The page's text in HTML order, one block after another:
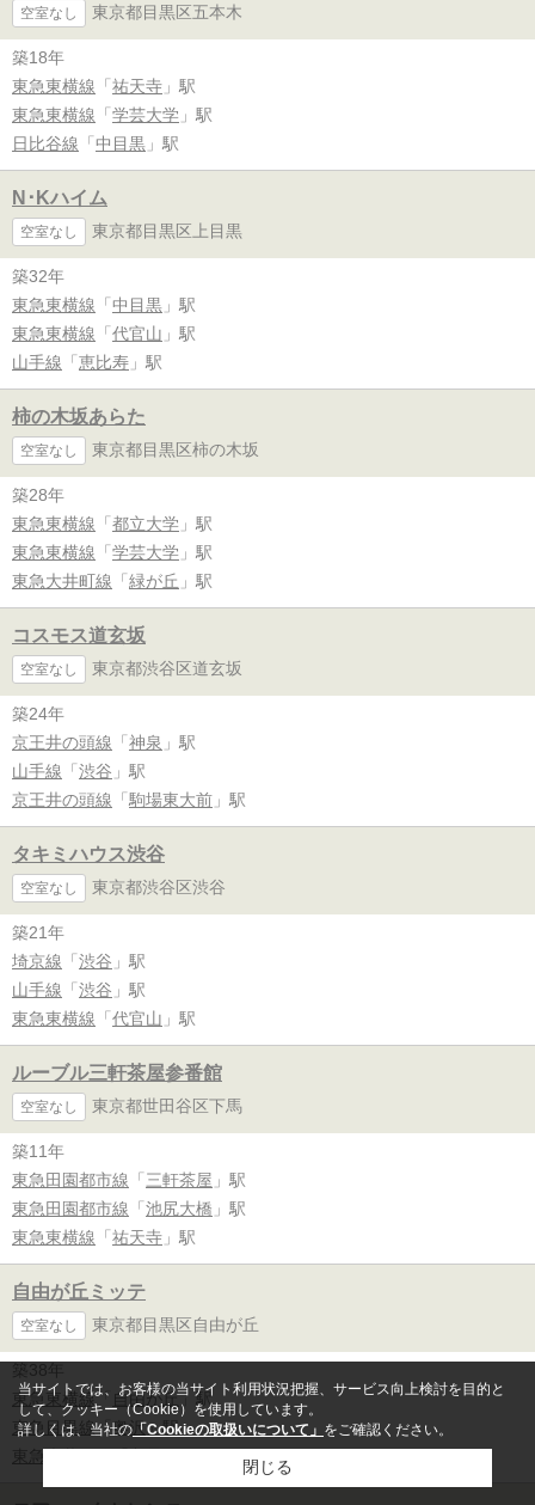
空室なし 東京都目黒区五本木
築18年
東急東横線 「 祐天寺 」駅
東急東横線 「 学芸大学 」駅
日比谷線 「 中目黒 」駅
N･Kハイム
空室なし 東京都目黒区上目黒
築32年
東急東横線 「 中目黒 」駅
東急東横線 「 代官山 」駅
山手線 「 恵比寿 」駅
柿の木坂あらた
空室なし 東京都目黒区柿の木坂
築28年
東急東横線 「 都立大学 」駅
東急東横線 「 学芸大学 」駅
東急大井町線 「 緑が丘 」駅
コスモス道玄坂
空室なし 東京都渋谷区道玄坂
築24年
京王井の頭線 「 神泉 」駅
山手線 「 渋谷 」駅
京王井の頭線 「 駒場東大前 」駅
タキミハウス渋谷
空室なし 東京都渋谷区渋谷
築21年
埼京線 「 渋谷 」駅
山手線 「 渋谷 」駅
東急東横線 「 代官山 」駅
ルーブル三軒茶屋参番館
空室なし 東京都世田谷区下馬
築11年
東急田園都市線 「 三軒茶屋 」駅
東急田園都市線 「 池尻大橋 」駅
東急東横線 「 祐天寺 」駅
自由が丘ミッテ
空室なし 東京都目黒区自由が丘
築38年
東急東横線「 自由が丘」駅
東急目黒線「奥沢」駅
東急大井町線
当サイトでは、お客様の当サイト利用状況把握、サービス向上検討を目的と
して、クッキー（Cookie）を使用しています。
詳しくは、当社の 「Cookieの取扱いについて」 をご確認ください。
閉じる